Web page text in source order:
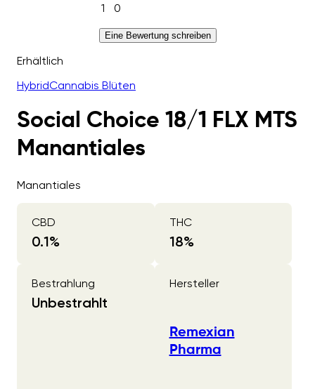
1 0
Eine Bewertung schreiben
Erhältlich
HybridCannabis Blüten
Social Choice 18/1 FLX MTS
Manantiales
Manantiales
CBD
0.1%
THC
18%
Bestrahlung
Unbestrahlt
Hersteller
Remexian
Pharma